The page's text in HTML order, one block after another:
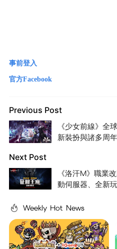
事前登入
官方Facebook
Previous Post
《少女前線》全
新裝扮與諸多周
Next Post
《洛汗M》職業
動伺服器、全新
Weekly Hot News